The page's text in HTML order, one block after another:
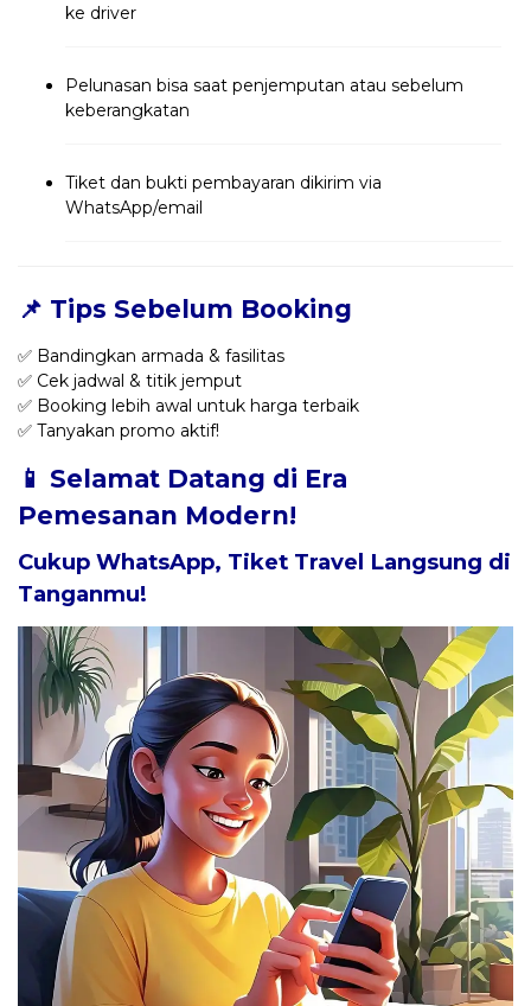
ke driver
Pelunasan bisa saat penjemputan atau sebelum
keberangkatan
Tiket dan bukti pembayaran dikirim via
WhatsApp/email
📌 Tips Sebelum Booking
✅ Bandingkan armada & fasilitas
✅ Cek jadwal & titik jemput
✅ Booking lebih awal untuk harga terbaik
✅ Tanyakan promo aktif!
📱 Selamat Datang di Era
Pemesanan Modern!
Cukup WhatsApp, Tiket Travel Langsung di
Tanganmu!